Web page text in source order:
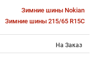
Зимние шины Nokian
Зимние шины 215/65 R15C
На Заказ